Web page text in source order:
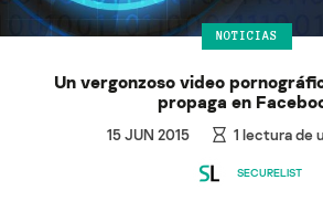
NOTICIAS
Un vergonzoso video
propaga en
15 JUN 2015 1 lectura de
SECURELIST